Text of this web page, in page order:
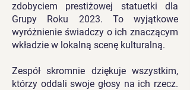
zdobyciem prestiżowej statuetki dla
Grupy Roku 2023. To wyjątkowe
wyróżnienie świadczy o ich znaczącym
wkładzie w lokalną scenę kulturalną.
Zespół skromnie dziękuje wszystkim,
którzy oddali swoje głosy na ich rzecz.